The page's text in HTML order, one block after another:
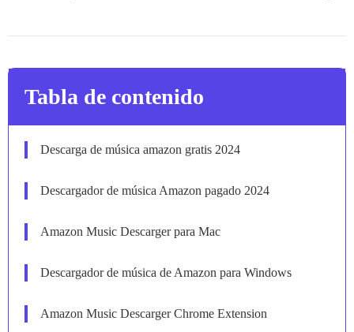
Tabla de contenido
Descarga de música amazon gratis 2024
Descargador de música Amazon pagado 2024
Amazon Music Descarger para Mac
Descargador de música de Amazon para Windows
Amazon Music Descarger Chrome Extension